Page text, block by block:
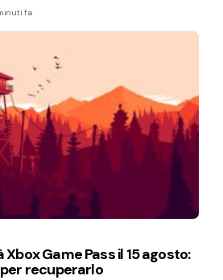
fa
Game Pass il 15 agosto:
recuperarlo